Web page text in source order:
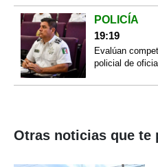
POLICÍA
19:19
Evalúan
policial de
Otras noticias que te